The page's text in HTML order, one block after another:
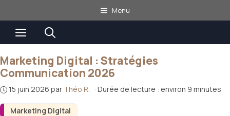
au
contenu
Menu
Menu
Marketing Digital
Marketing Digital : Stratégies
Communication 2026
15 juin 2026 par Théo R. · Durée de lecture : environ 9 minutes